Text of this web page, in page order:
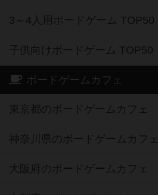
3～4人用ボードゲーム TOP50
子供向けボードゲーム TOP50
ボードゲームカフェ
東京都のボードゲームカフェ
神奈川県のボードゲームカフェ
大阪府のボードゲームカフェ